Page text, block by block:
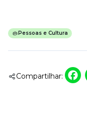
Pessoas e Cultura
Compartilhar: